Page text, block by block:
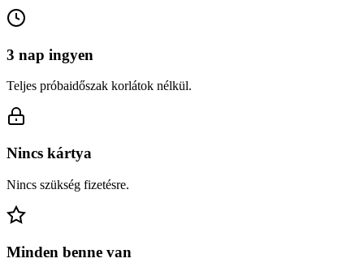
3 nap ingyen
Teljes próbaidőszak korlátok nélkül.
Nincs kártya
Nincs szükség fizetésre.
Minden benne van